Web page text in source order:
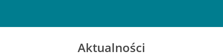
Aktualności